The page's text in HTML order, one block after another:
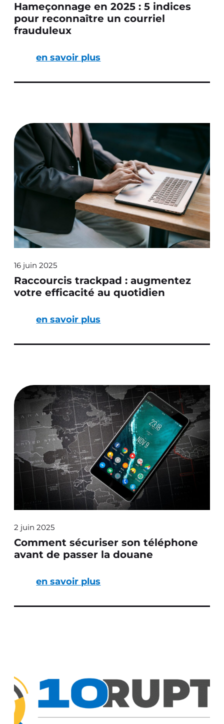
Hameçonnage en 2025 : 5 indices
pour reconnaître un courriel
frauduleux
en savoir plus
Raccourcis trackpad : augmentez
votre efficacité au quotidien
16 juin 2025
en savoir plus
Comment sécuriser son téléphone
avant de passer la douane
2 juin 2025
en savoir plus